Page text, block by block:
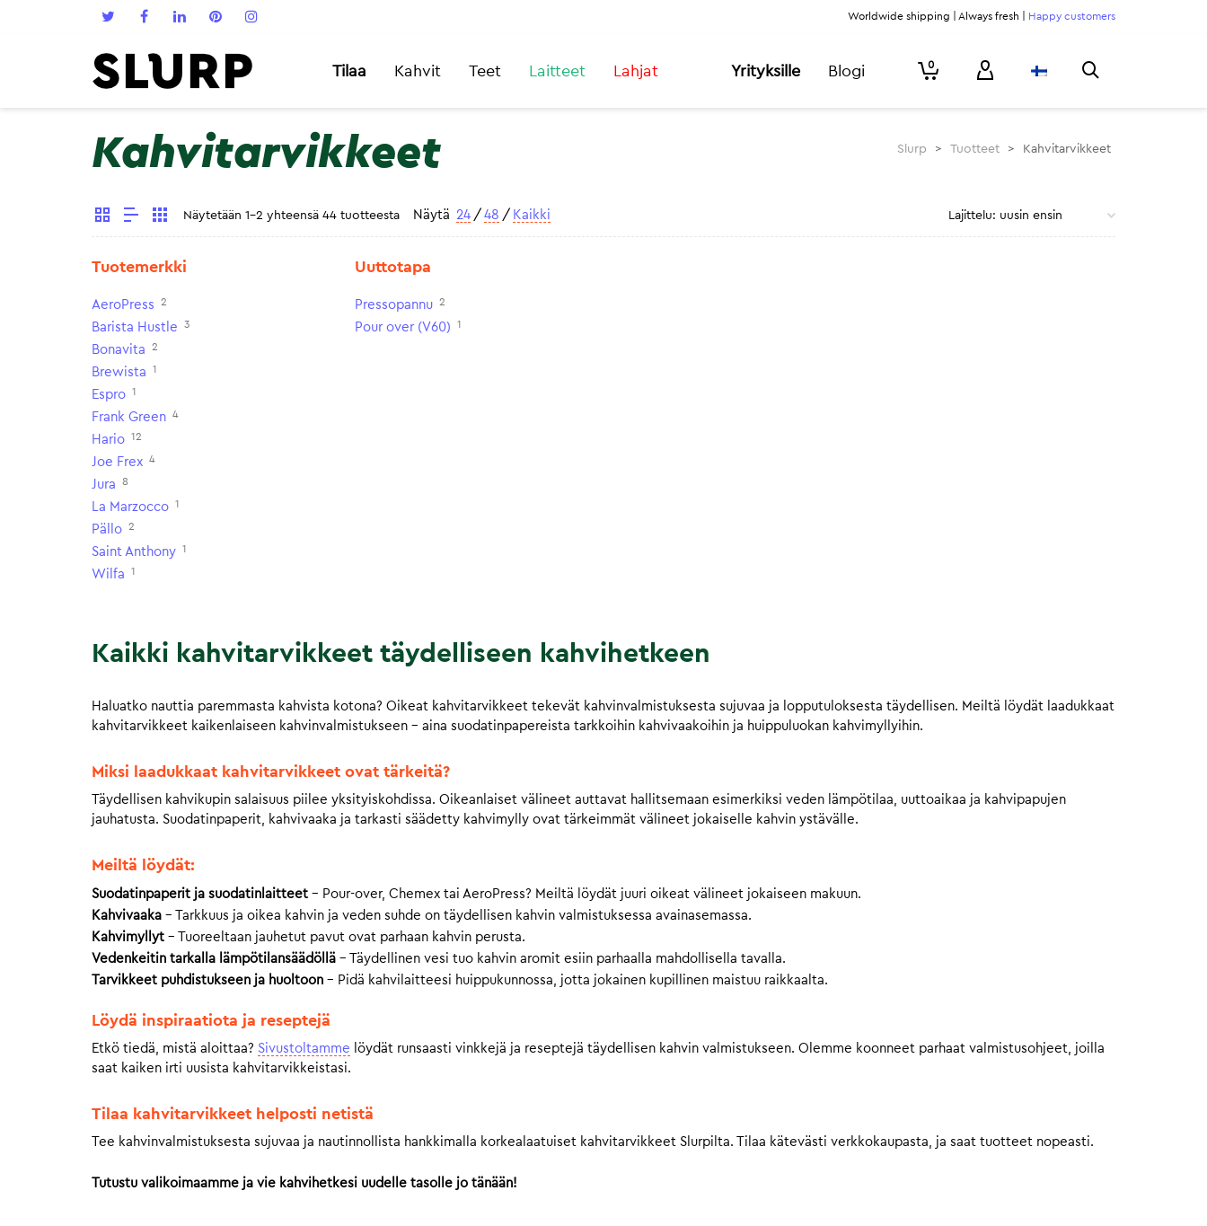
Worldwide shipping | Always fresh | Happy customers
Tilaa Kahvit Teet Laitteet Lahjat Yrityksille Blogi 0
Kahvitarvikkeet Slurp > Tuotteet > Kahvitarvikkeet
Näytetään 1-2 yhteensä 44 tuotteesta Näytä 24 / 48 / Kaikki
Tuotemerkki
AeroPress 2
Barista Hustle 3
Bonavita 2
Brewista 1
Espro 1
Frank Green 4
Hario 12
Joe Frex 4
Jura 8
La Marzocco 1
Pällo 2
Saint Anthony 1
Wilfa 1
Uuttotapa
Pressopannu 2
Pour over (V60) 1
Kaikki kahvitarvikkeet täydelliseen kahvihetkeen
Haluatko nauttia paremmasta kahvista kotona? Oikeat kahvitarvikkeet tekevät kahvinvalmistuksesta sujuvaa ja lopputuloksesta täydellisen. Meiltä löydät laadukkaat
kahvitarvikkeet kaikenlaiseen kahvinvalmistukseen – aina suodatinpapereista tarkkoihin kahvivaakoihin ja huippuluokan kahvimyllyihin.
Miksi laadukkaat kahvitarvikkeet ovat tärkeitä?
Täydellisen kahvikupin salaisuus piilee yksityiskohdissa. Oikeanlaiset välineet auttavat hallitsemaan esimerkiksi veden lämpötilaa, uuttoaikaa ja kahvipapujen
jauhatusta. Suodatinpaperit, kahvivaaka ja tarkasti säädetty kahvimylly ovat tärkeimmät välineet jokaiselle kahvin ystävälle.
Meiltä löydät:
Suodatinpaperit ja suodatinlaitteet – Pour-over, Chemex tai AeroPress? Meiltä löydät juuri oikeat välineet jokaiseen makuun.
Kahvivaaka – Tarkkuus ja oikea kahvin ja veden suhde on täydellisen kahvin valmistuksessa avainasemassa.
Kahvimyllyt – Tuoreeltaan jauhetut pavut ovat parhaan kahvin perusta.
Vedenkeitin tarkalla lämpötilansäädöllä – Täydellinen vesi tuo kahvin aromit esiin parhaalla mahdollisella tavalla.
Tarvikkeet puhdistukseen ja huoltoon – Pidä kahvilaitteesi huippukunnossa, jotta jokainen kupillinen maistuu raikkaalta.
Löydä inspiraatiota ja reseptejä
Etkö tiedä, mistä aloittaa? Sivustoltamme löydät runsaasti vinkkejä ja reseptejä täydellisen kahvin valmistukseen. Olemme koonneet parhaat valmistusohjeet, joilla
saat kaiken irti uusista kahvitarvikkeistasi.
Tilaa kahvitarvikkeet helposti netistä
Tee kahvinvalmistuksesta sujuvaa ja nautinnollista hankkimalla korkealaatuiset kahvitarvikkeet Slurpilta. Tilaa kätevästi verkkokaupasta, ja saat tuotteet nopeasti.
Tutustu valikoimaamme ja vie kahvihetkesi uudelle tasolle jo tänään!